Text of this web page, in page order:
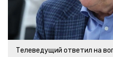
Телеведущий ответил на